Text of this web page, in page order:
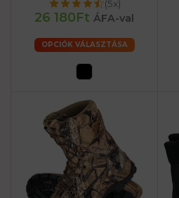
(5x)
26 180Ft ÁFA-val
OPCIÓK VÁLASZTÁSA